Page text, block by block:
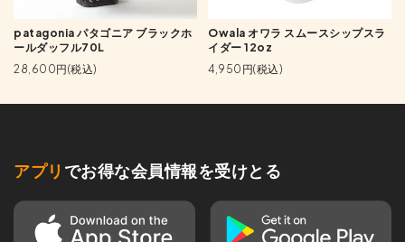
patagonia パタゴニア ブラックホ
ールダッフル70L
28,600円(税込)
Owala オワラ スムースシップスラ
イダー 12oz
4,950円(税込)
アプリ でお得な会員情報を受けとる